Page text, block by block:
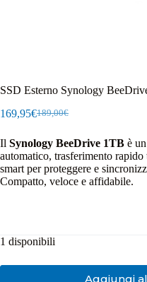
SSD Esterno Synology
189,00€
Il
originale
era:
189,00€.
169,95€Il
attuale
è:
169,95€.
Il Synology BeeDrive 1TB è
automatico, trasferimento
smart per proteggere e
Compatto, veloce e affidabile.
1 disponibili
Aggiungi